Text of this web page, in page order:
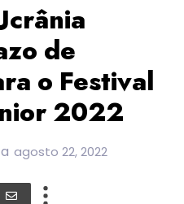
de
o Festival
2022
a agosto 22, 2022